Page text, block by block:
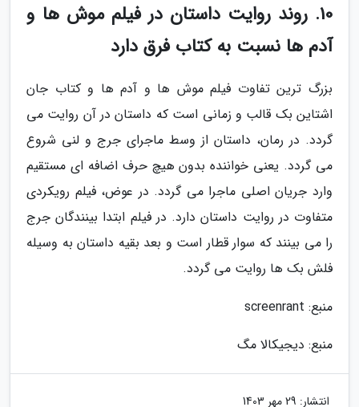
10. روند روایت داستان در فیلم موش ها و
آدم ها نسبت به کتاب فرق دارد
بزرگ ترین تفاوت فیلم موش ها و آدم ها و کتاب جان
اشتاین بک قالب و زمانی است که داستان در آن روایت می
گردد. در رمان، داستان از وسط ماجرای جرج و لنی شروع
می گردد. یعنی خواننده بدون هیچ حرف اضافه ای مستقیم
وارد جریان اصلی ماجرا می گردد. در عوض، فیلم رویکردی
متفاوت در روایت داستان دارد. در فیلم ابتدا بینندگان جرج
را می بینند که سوار قطار است و بعد بقیه داستان به وسیله
فلش بک ها روایت می گردد.
منبع: screenrant
منبع: دیجیکالا مگ
انتشار: 29 مهر 1403